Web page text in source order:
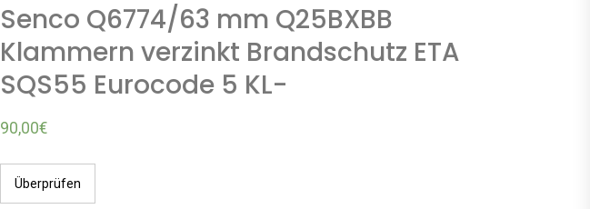
Senco Q6774/63 mm Q25BXBB
Klammern verzinkt Brandschutz ETA
SQS55 Eurocode 5 KL-
90,00€
Überprüfen